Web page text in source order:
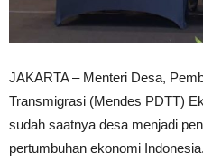
JAKARTA – Menteri Desa,
Transmigrasi (Mendes PDTT)
sudah saatnya desa menjadi
pertumbuhan ekonomi